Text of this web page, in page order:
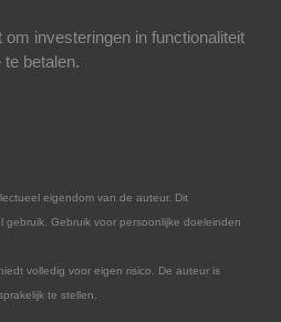
investeringen in functionaliteit
betalen.
eigendom van de auteur. Dit
gebruik. Gebruik voor persoonlijke doeleinden
volledig voor eigen risico. De auteur is
te stellen.